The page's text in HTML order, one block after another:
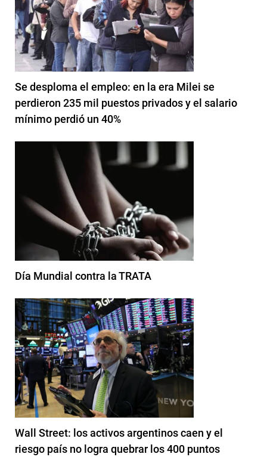
Se desploma el empleo: en la era Milei se
perdieron 235 mil puestos privados y el salario
mínimo perdió un 40%
Día Mundial contra la TRATA
Wall Street: los activos argentinos caen y el
riesgo país no logra quebrar los 400 puntos